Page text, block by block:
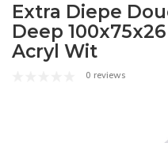
Extra Diepe
Deep
Acryl Wit
0 reviews